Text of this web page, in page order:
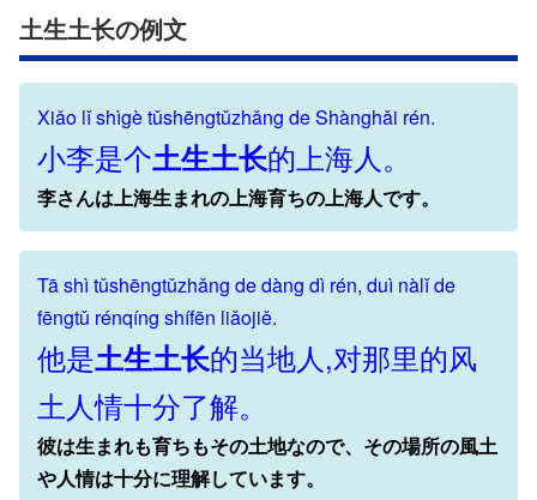
土生土长の例文
Xiǎo lǐ shìgè tǔshēngtǔzhǎng de Shànghǎi rén.
小李是个土生土长的上海人。
李さんは上海生まれの上海育ちの上海人です。
Tā shì tǔshēngtǔzhǎng de dàng dì rén, duì nàlǐ de
fēngtǔ rénqíng shífēn liǎojiě.
他是土生土长的当地人,对那里的风
土人情十分了解。
彼は生まれも育ちもその土地なので、その場所の風土
や人情は十分に理解しています。